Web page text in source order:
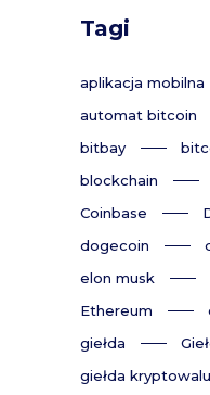
Tagi
aplikacja mobilna
automat bitcoin
bitbay
blockchain
Coinbase
dogecoin
elon musk
Ethereum
giełda
giełda